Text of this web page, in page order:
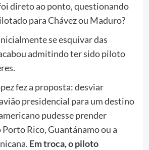
direto ao ponto, questionando
para Chávez ou Maduro?
se esquivar das
admitindo ter sido piloto
fez a proposta: desviar
presidencial para um destino
pudesse prender
Rico, Guantánamo ou a
Em troca, o piloto